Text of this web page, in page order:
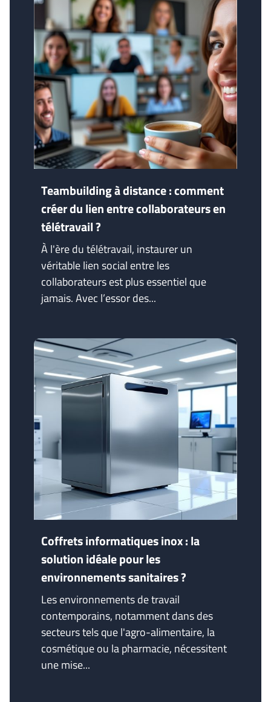
Teambuilding à distance : comment
créer du lien entre collaborateurs en
télétravail ?
À l'ère du télétravail, instaurer un
véritable lien social entre les
collaborateurs est plus essentiel que
jamais. Avec l’essor des...
Coffrets informatiques inox : la
solution idéale pour les
environnements sanitaires ?
Les environnements de travail
contemporains, notamment dans des
secteurs tels que l'agro-alimentaire, la
cosmétique ou la pharmacie, nécessitent
une mise...